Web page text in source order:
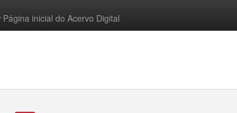
Página inicial do Acervo Digital